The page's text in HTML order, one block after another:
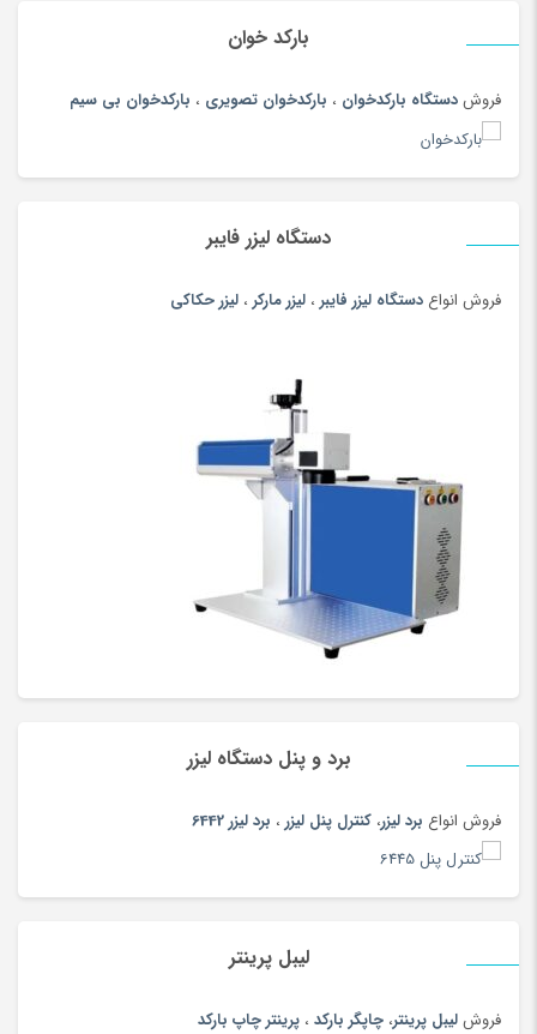
بارکد خوان
فروشدستگاه بارکدخوان ، بارکدخوان تصویری ، بارکدخوان بی سیم
دستگاه لیزر فایبر
فروش انواع دستگاه لیزر فایبر ، لیزر مارکر ، لیزر حکاکی
برد و پنل دستگاه لیزر
فروش انواع برد لیزر، کنترل پنل لیزر ، برد لیزر 6442
لیبل پرینتر
فروشلیبل پرینتر، چاپگر بارکد ، پرینتر چاپ بارکد